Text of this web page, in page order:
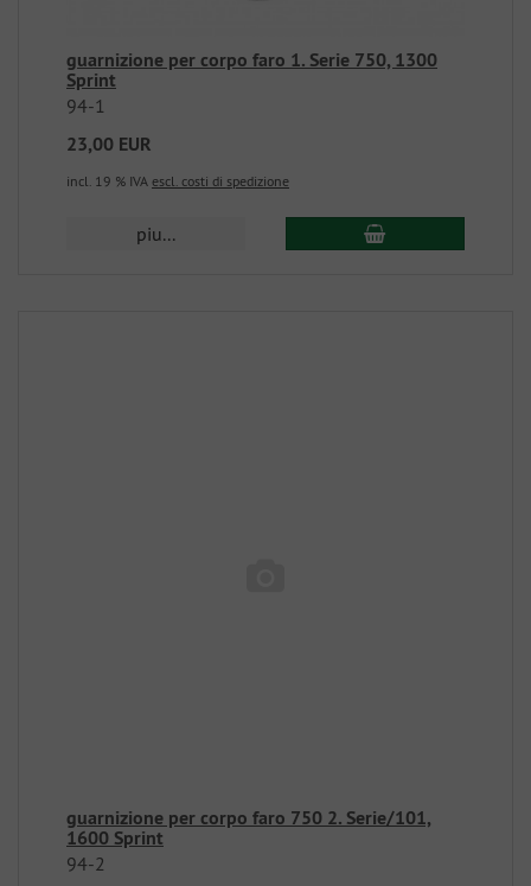
guarnizione per corpo faro 1. Serie 750, 1300
Sprint
94-1
23,00 EUR
incl. 19 % IVA escl. costi di spedizione
piu...
guarnizione per corpo faro 750 2. Serie/101,
1600 Sprint
94-2